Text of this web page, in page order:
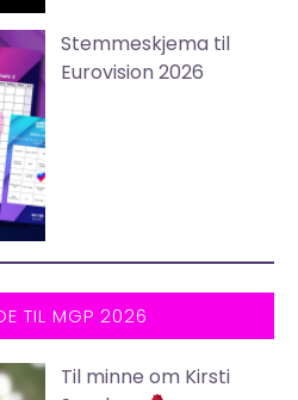
Stemmeskjema til
Eurovision 2026
TIL MGP 2026
Til minne om Kirsti